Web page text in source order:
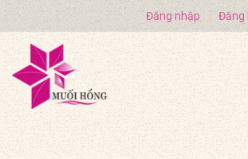
Đăng nhập Đăng